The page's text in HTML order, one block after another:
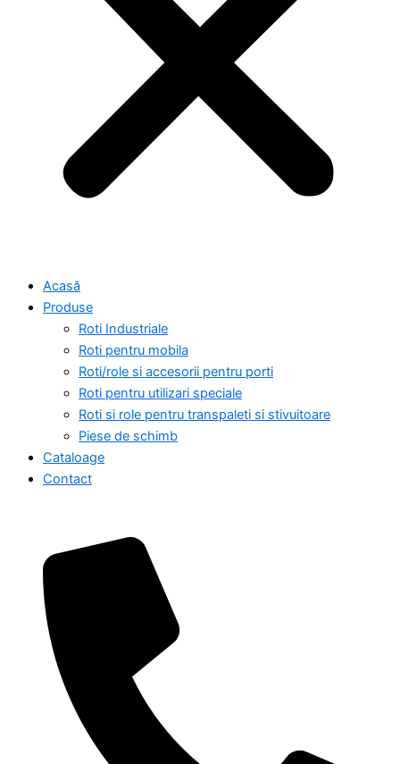
Acasă
Produse
Roti Industriale
Roti pentru mobila
Roti/role si accesorii pentru porti
Roti pentru utilizari speciale
Roti si role pentru transpaleti si stivuitoare
Piese de schimb
Cataloage
Contact